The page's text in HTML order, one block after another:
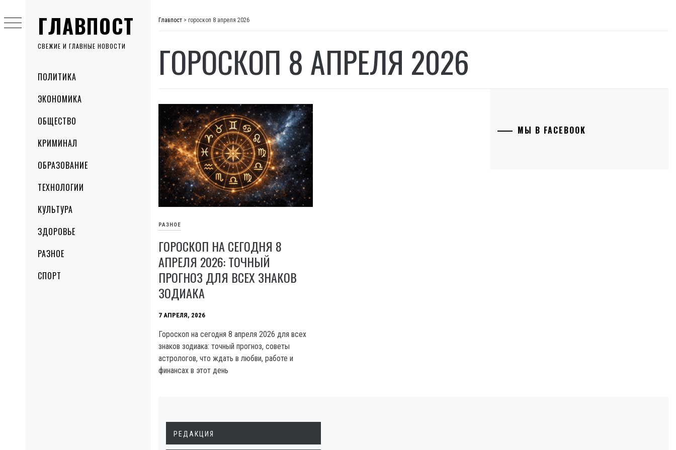
ГЛАВПОСТ
СВЕЖИЕ И ГЛАВНЫЕ НОВОСТИ
MenuПОЛИТИКА
ЭКОНОМИКА
ОБЩЕСТВО
КРИМИНАЛ
ОБРАЗОВАНИЕ
ТЕХНОЛОГИИ
КУЛЬТУРА
ЗДОРОВЬЕ
РАЗНОЕ
СПОРТ
to
content
Главпост > гороскоп 8 апреля 2026
ГОРОСКОП 8 АПРЕЛЯ 2026
РАЗНОЕ
ГОРОСКОП НА СЕГОДНЯ 8
АПРЕЛЯ 2026: ТОЧНЫЙ
ПРОГНОЗ ДЛЯ ВСЕХ ЗНАКОВ
ЗОДИАКА
7 АПРЕЛЯ, 2026
Гороскоп на сегодня 8 апреля 2026 для всех
знаков зодиака: точный прогноз, советы
астрологов, что ждать в любви, работе и
финансах в этот день
МЫ В FACEBOOK
РЕДАКЦИЯ